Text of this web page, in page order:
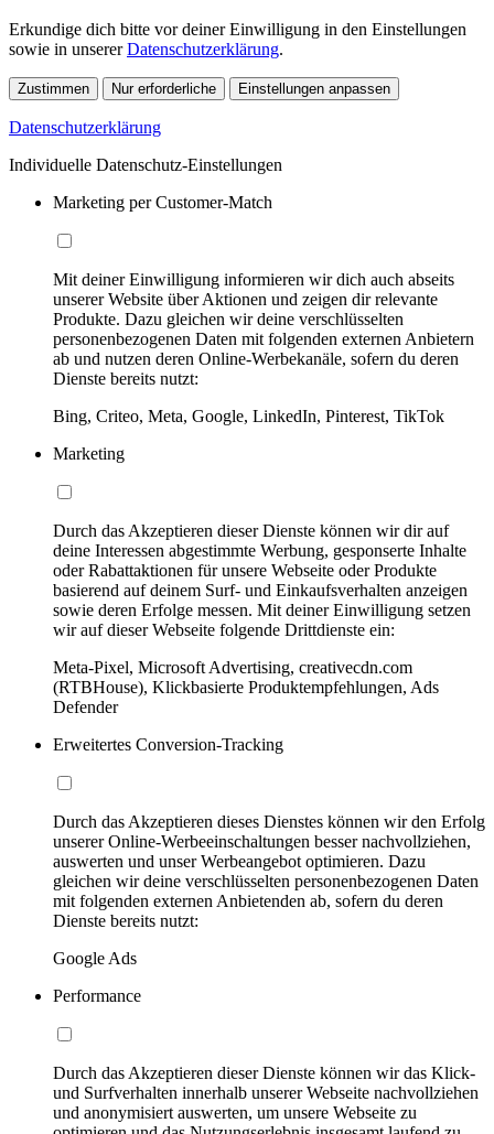
Erkundige dich bitte vor deiner Einwilligung in den Einstellungen
sowie in unsererDatenschutzerklärung.
Zustimmen Nur erforderliche Einstellungen anpassen
Datenschutzerklärung
Individuelle Datenschutz-Einstellungen
Marketing per Customer-Match
Mit deiner Einwilligung informieren wir dich auch abseits
unserer Website über Aktionen und zeigen dir relevante
Produkte. Dazu gleichen wir deine verschlüsselten
personenbezogenen Daten mit folgenden externen Anbietern
ab und nutzen deren Online-Werbekanäle, sofern du deren
Dienste bereits nutzt:
Bing, Criteo, Meta, Google, LinkedIn, Pinterest, TikTok
Marketing
Durch das Akzeptieren dieser Dienste können wir dir auf
deine Interessen abgestimmte Werbung, gesponserte Inhalte
oder Rabattaktionen für unsere Webseite oder Produkte
basierend auf deinem Surf- und Einkaufsverhalten anzeigen
sowie deren Erfolge messen. Mit deiner Einwilligung setzen
wir auf dieser Webseite folgende Drittdienste ein:
Meta-Pixel, Microsoft Advertising, creativecdn.com
(RTBHouse), Klickbasierte Produktempfehlungen, Ads
Defender
Erweitertes Conversion-Tracking
Durch das Akzeptieren dieses Dienstes können wir den Erfolg
unserer Online-Werbeeinschaltungen besser nachvollziehen,
auswerten und unser Werbeangebot optimieren. Dazu
gleichen wir deine verschlüsselten personenbezogenen Daten
mit folgenden externen Anbietenden ab, sofern du deren
Dienste bereits nutzt:
Google Ads
Performance
Durch das Akzeptieren dieser Dienste können wir das Klick-
und Surfverhalten innerhalb unserer Webseite nachvollziehen
und anonymisiert auswerten, um unsere Webseite zu